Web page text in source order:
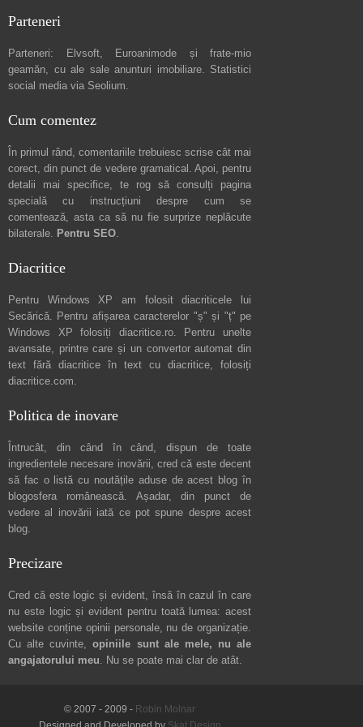
Parteneri
Parteneri: Elvsoft, Euroanimode și frate-mio
geamăn, cu ale sale anunturi imobiliare. Statistici
social media via Seolium.
Cum comentez
În primul rând, comentariile trebuiesc scrise cât mai
corect, din punct de vedere gramatical. Apoi, pentru
detalii mai specifice, te rog să consulți pagina
specială cu instrucțiuni despre cum se
comentează, asta ca să nu fie surprize neplăcute
bilaterale. Pentru SEO.
Diacritice
Pentru Windows XP am folosit diacriticele lui
Secărică. Pentru afișarea caracterelor "ș" și "ț" pe
Windows XP folosiți diacritice.ro. Pentru unelte
avansate, printre care și un convertor automat din
text fără diacritice în text cu diacritice, folosiți
diacritice.com.
Politica de inovare
Întrucât, din când în când, dispun de toate
ingredientele necesare inovării, cred că este decent
să fac o listă cu noutățile aduse de acest blog în
blogosfera românească. Așadar, din punct de
vedere al inovării iată ce pot spune despre acest
blog.
Precizare
Cred că este logic și evident, însă în cazul în care
nu este logic și evident pentru toată lumea: acest
website conține opinii personale, nu de organizație.
Cu alte cuvinte,opiniile sunt ale mele, nu ale
angajatorului meu. Nu se poate mai clar de atât.
© 2007 - 2009 - Robin Molnar